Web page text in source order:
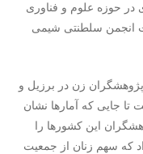
در حوزه علوم و فناوری
سلطنتی شیمی
زن در برزیل و
تا جایی که آمارها نشان
پژوهشگران این کشورها را
که سهم زنان از جمعیت